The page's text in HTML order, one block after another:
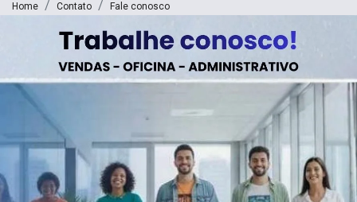
Home Contato Fale conosco